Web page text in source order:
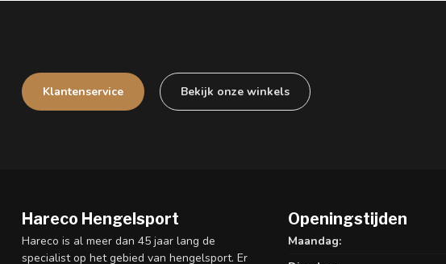
Klantenservice Bekijk onze winkels
Hareco Hengelsport
Hareco is al meer dan 45 jaar lang de
specialist op het gebied van hengelsport. Er
Openingstijden
Maandag: